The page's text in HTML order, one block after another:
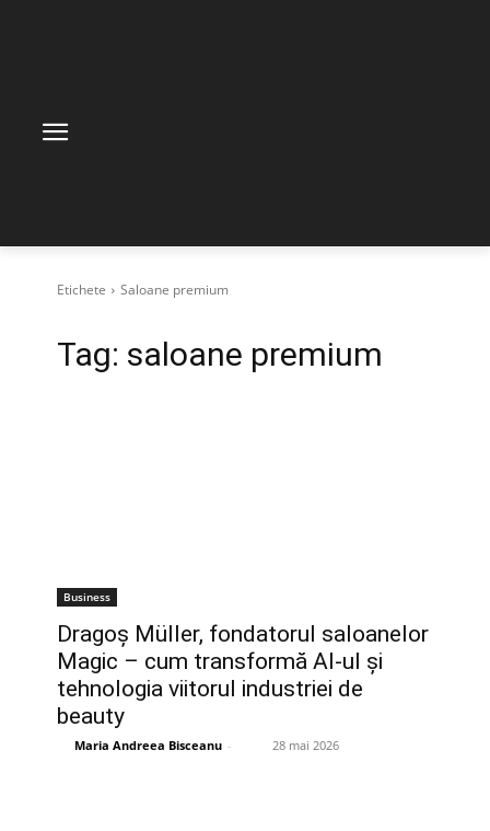
Etichete Saloane premium
Tag: saloane premium
Business
Dragoș Müller, fondatorul saloanelor
Magic – cum transformă AI-ul și
tehnologia viitorul industriei de
beauty
Maria Andreea Bisceanu - 28 mai 2026